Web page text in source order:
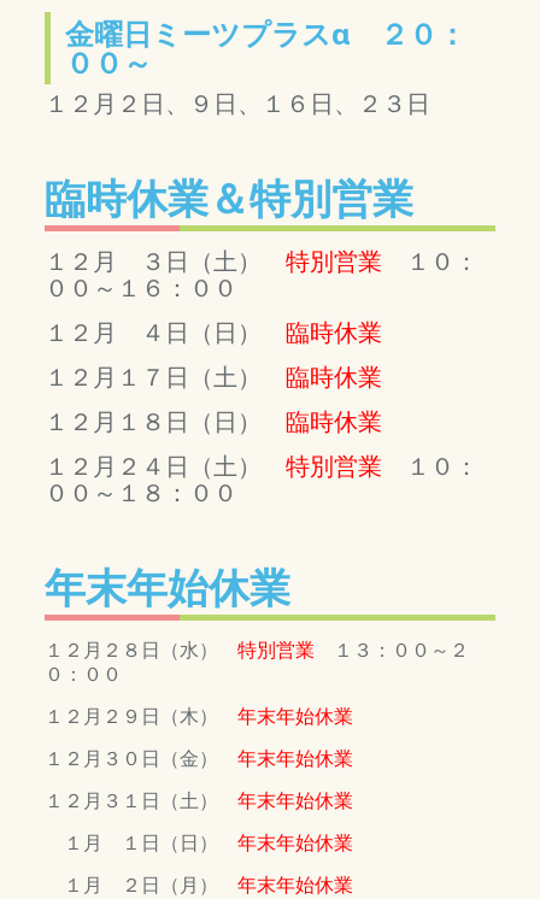
金曜日ミーツプラスα ２０：
００～
１２月２日、９日、１６日、２３日
臨時休業＆特別営業
１２月 ３日（土） 特別営業 １０：
００～１６：００
１２月 ４日（日） 臨時休業
１２月１７日（土） 臨時休業
１２月１８日（日） 臨時休業
１２月２４日（土） 特別営業 １０：
００～１８：００
年末年始休業
１２月２８日（水） 特別営業 １３：００～２
０：００
１２月２９日（木） 年末年始休業
１２月３０日（金） 年末年始休業
１２月３１日（土） 年末年始休業
１月 １日（日） 年末年始休業
１月 ２日（月） 年末年始休業